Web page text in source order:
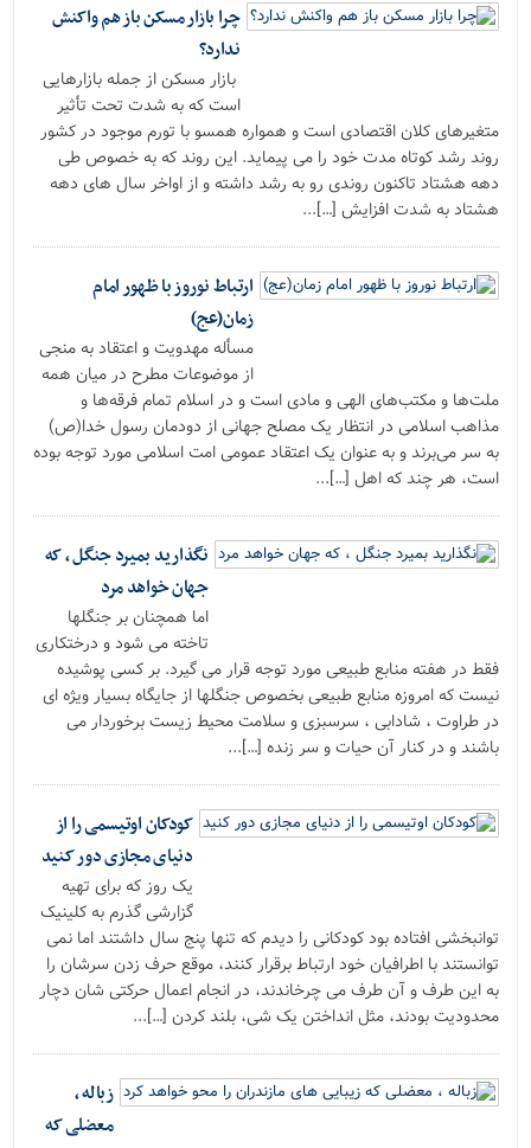
چرا بازار مسکن باز هم واکنش
ندارد؟
بازار مسکن از جمله بازارهایی
است که به شدت تحت تأثیر
متغیرهای کلان اقتصادی است و همواره همسو با تورم موجود در کشور
روند رشد کوتاه مدت خود را می پیماید. این روند که به خصوص طی
دهه هشتاد تاکنون روندی رو به رشد داشته و از اواخر سال های دهه
هشتاد به شدت افزایش […]...
ارتباط نوروز با ظهور امام
زمان(عج)
مسأله مهدویت و اعتقاد به منجی
از موضوعات مطرح در میان همه
ملت‌ها و مکتب‌های الهی و مادی است و در اسلام تمام فرقه‌ها و
مذاهب اسلامی در انتظار یک مصلح جهانی از دودمان رسول خدا(ص)
به سر می‌‌برند و به عنوان یک اعتقاد عمومی امت اسلامی مورد توجه بوده
است، هر چند که اهل […]...
نگذارید بمیرد جنگل ، که
جهان خواهد مرد
اما همچنان بر جنگلها
تاخته می شود و درختکاری
فقط در هفته منابع طبیعی مورد توجه قرار می گیرد. بر کسی پوشیده
نیست که امروزه منابع طبیعی بخصوص جنگلها از جایگاه بسیار ویژه ای
در طراوت ، شادابی ، سرسبزی و سلامت محیط زیست برخوردار می
باشند و در کنار آن حیات و سر زنده […]...
کودکان اوتیسمی را از
دنیای مجازی دور کنید
یک روز که برای تهیه
گزارشی گذرم به کلینیک
توانبخشی افتاده بود کودکانی را دیدم که تنها پنج سال داشتند اما نمی
توانستند با اطرافیان خود ارتباط برقرار کنند، موقع حرف زدن سرشان را
به این طرف و آن طرف می چرخاندند، در انجام اعمال حرکتی شان دچار
محدودیت بودند، مثل انداختن یک شی، بلند کردن […]...
زباله ،
معضلی که